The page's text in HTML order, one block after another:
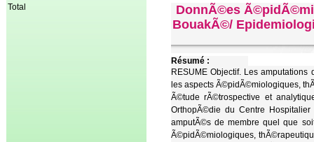
Total
DonnÃ©es
BouakÃ©/
Résumé :
RESUME Objectif. Les
les aspects Ã©pidÃ©miologiques,
Ã©tude rÃ©trospective et
OrthopÃ©die du Centre
amputÃ©s de membre quel que
Ã©pidÃ©miologiques,